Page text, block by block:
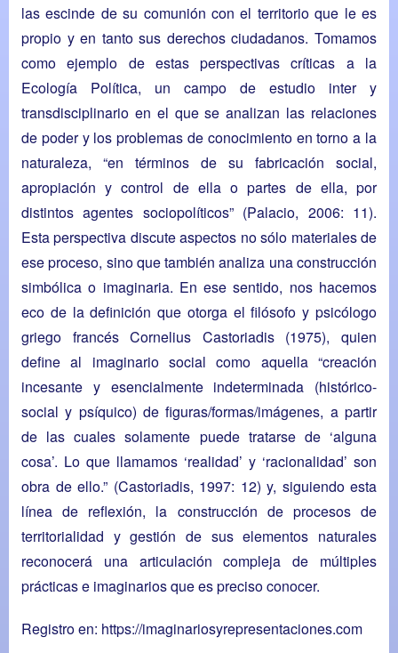
las escinde de su comunión con el territorio que le es
propio y en tanto sus derechos ciudadanos. Tomamos
como ejemplo de estas perspectivas críticas a la
Ecología Política, un campo de estudio inter y
transdisciplinario en el que se analizan las relaciones
de poder y los problemas de conocimiento en torno a la
naturaleza, “en términos de su fabricación social,
apropiación y control de ella o partes de ella, por
distintos agentes sociopolíticos” (Palacio, 2006: 11).
Esta perspectiva discute aspectos no sólo materiales de
ese proceso, sino que también analiza una construcción
simbólica o imaginaria. En ese sentido, nos hacemos
eco de la definición que otorga el filósofo y psicólogo
griego francés Cornelius Castoriadis (1975), quien
define al imaginario social como aquella “creación
incesante y esencialmente indeterminada (histórico-
social y psíquico) de figuras/formas/imágenes, a partir
de las cuales solamente puede tratarse de ‘alguna
cosa’. Lo que llamamos ‘realidad’ y ‘racionalidad’ son
obra de ello.” (Castoriadis, 1997: 12) y, siguiendo esta
línea de reflexión, la construcción de procesos de
territorialidad y gestión de sus elementos naturales
reconocerá una articulación compleja de múltiples
prácticas e imaginarios que es preciso conocer.
Registro en: https://imaginariosyrepresentaciones.com